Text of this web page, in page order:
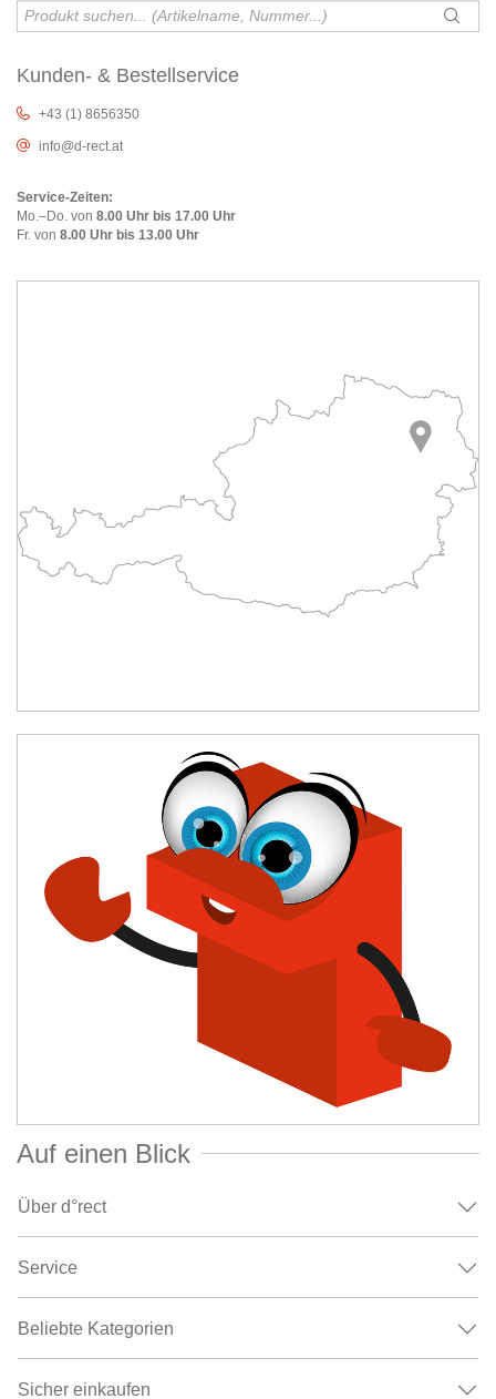
Kunden- & Bestellservice
+43 (1) 8656350
info@d-rect.at
Service-Zeiten:
Mo.–Do. von 8.00 Uhr bis 17.00 Uhr
Fr. von 8.00 Uhr bis 13.00 Uhr
Auf einen Blick
Über d°rect
Service
Beliebte Kategorien
Sicher einkaufen